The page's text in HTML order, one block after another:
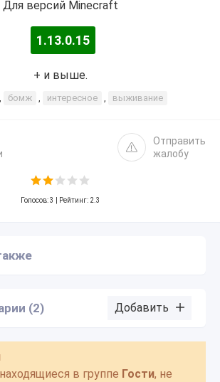
Для версий Minecraft
1.13.0.15
+ и выше.
, бомж , интересное , выживание
Отправить
жалобу
Голосов:3 | Рейтинг: 2.3
(2) Добавить
в группе Гости, не